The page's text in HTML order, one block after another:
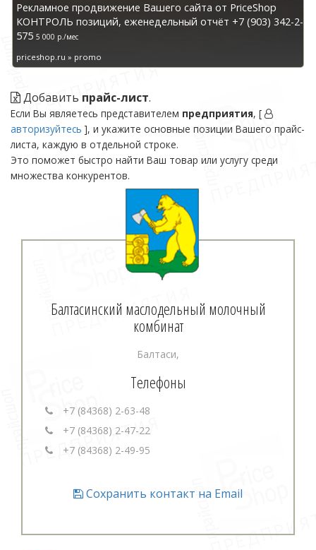
Рекламное продвижение Вашего сайта от PriceShop
КОНТРОЛЬ позиций, еженедельный отчёт +7 (903) 342-2-
575 5 000 р./мес
priceshop.ru » promo
Добавить прайс-лист.
Если Вы являетесь представителем предприятия, [
авторизуйтесь ], и укажите основные позиции Вашего прайс-
листа, каждую в отдельной строке.
Это поможет быстро найти Ваш товар или услугу среди
множества конкурентов.
Балтасинский маслодельный молочный
комбинат
Балтаси,
Телефоны
+7 (84368) 2-63-48
+7 (84368) 2-47-22
+7 (84368) 2-49-95
Сохранить контакт на Email